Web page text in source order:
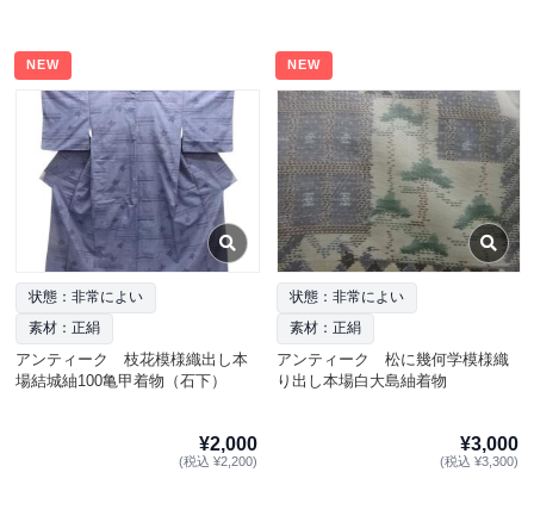
NEW
状態：非常によい
素材：正絹
アンティーク 枝花模様織出し本
場結城紬100亀甲着物（石下）
¥2,000
(税込 ¥2,200)
NEW
状態：非常によい
素材：正絹
アンティーク 松に幾何学模様織
り出し本場白大島紬着物
¥3,000
(税込 ¥3,300)